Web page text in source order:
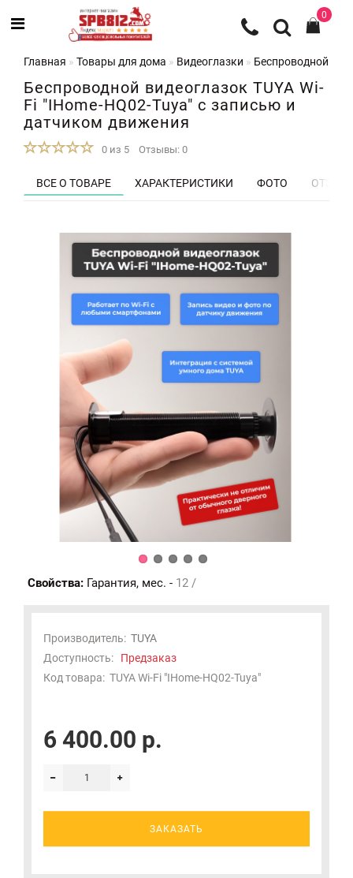
0
Главная Товары для дома Видеоглазки Беспроводной
Беспроводной видеоглазок TUYA Wi-
Fi "IHome-HQ02-Tuya" с записью и
датчиком движения
0 из 5 Отзывы: 0
ВСЕ О ТОВАРЕ ХАРАКТЕРИСТИКИ ФОТО
Свойства: Гарантия, мес. - 12 /
Производитель: TUYA
Доступность: Предзаказ
Код товара: TUYA Wi-Fi "IHome-HQ02-Tuya"
6 400.00 р.
ЗАКАЗАТЬ